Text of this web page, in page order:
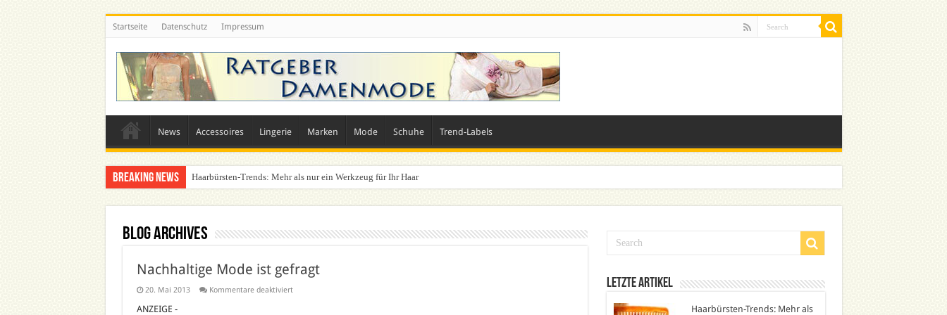
Startseite Datenschutz Impressum
News Accessoires Lingerie Marken Mode Schuhe Trend-Labels
Breaking News Haarbürsten-Trends: Mehr als nur ein Werkzeug für Ihr Haar
Blog Archives
Nachhaltige Mode ist gefragt
20. Mai 2013 Kommentare deaktiviertfür
ANZEIGE -
Letzte Artikel
Haarbürsten-Trends: Mehr als